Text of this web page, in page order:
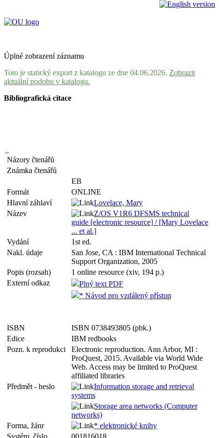
Úplné zobrazení záznamu
Toto je statický export z katalogu ze dne 04.06.2026. Zobrazit
aktuální podobu v katalogu.
Bibliografická citace
Názory čtenářů
Známka čtenářů
EB
Formát
ONLINE
Hlavní záhlaví
Lovelace, Mary
Název
Z/OS V1R6 DFSMS technical
guide [electronic resource] / [Mary Lovelace
... et al.]
Vydání
1st ed.
Nakl. údaje
San Jose, CA : IBM International Technical
Support Organization, 2005
Popis (rozsah)
1 online resource (xiv, 194 p.)
Externí odkaz
Plný text PDF
* Návod pro vzdálený přístup
ISBN
ISBN 0738493805 (pbk.)
Edice
IBM redbooks
Pozn. k reprodukci
Electronic reproduction. Ann Arbor, MI :
ProQuest, 2015. Available via World Wide
Web. Access may be limited to ProQuest
affiliated libraries
Předmět - heslo
Information storage and retrieval
systems
Storage area networks (Computer
networks)
Forma, žánr
* elektronické knihy
Systém. číslo
001816018